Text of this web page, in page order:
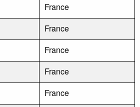
France
France
France
France
France